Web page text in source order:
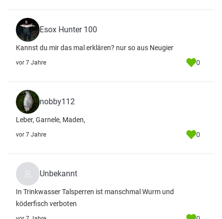
Esox Hunter 100
Kannst du mir das mal erklären? nur so aus Neugier
vor 7 Jahre 0
nobby112
Leber, Garnele, Maden,
vor 7 Jahre 0
Unbekannt
In Trinkwasser Talsperren ist manschmal Wurm und
köderfisch verboten